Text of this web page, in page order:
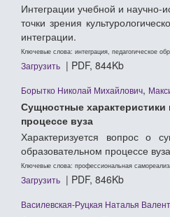
Интеграции учебной и научно-
точки зрения
интеграции.
Ключевые слова: интеграция, педагогическое
Загрузить
| PDF, 844Kb
Борытко Николай Михайлович,
Сущностные
процессе вуза
Характеризуется вопрос о
образовательном процессе вуза
Ключевые слова: профессиональная
Загрузить
| PDF, 846Kb
Василевская-Руцкая Наталья